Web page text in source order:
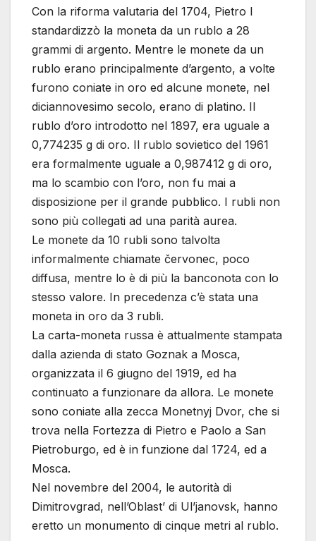
Con la riforma valutaria del 1704, Pietro I
standardizzò la moneta da un rublo a 28
grammi di argento. Mentre le monete da un
rublo erano principalmente d’argento, a volte
furono coniate in oro ed alcune monete, nel
diciannovesimo secolo, erano di platino. Il
rublo d’oro introdotto nel 1897, era uguale a
0,774235 g di oro. Il rublo sovietico del 1961
era formalmente uguale a 0,987412 g di oro,
ma lo scambio con l’oro, non fu mai a
disposizione per il grande pubblico. I rubli non
sono più collegati ad una parità aurea.
Le monete da 10 rubli sono talvolta
informalmente chiamate červonec, poco
diffusa, mentre lo è di più la banconota con lo
stesso valore. In precedenza c’è stata una
moneta in oro da 3 rubli.
La carta-moneta russa è attualmente stampata
dalla azienda di stato Goznak a Mosca,
organizzata il 6 giugno del 1919, ed ha
continuato a funzionare da allora. Le monete
sono coniate alla zecca Monetnyj Dvor, che si
trova nella Fortezza di Pietro e Paolo a San
Pietroburgo, ed è in funzione dal 1724, ed a
Mosca.
Nel novembre del 2004, le autorità di
Dimitrovgrad, nell’Oblast’ di Ul’janovsk, hanno
eretto un monumento di cinque metri al rublo.